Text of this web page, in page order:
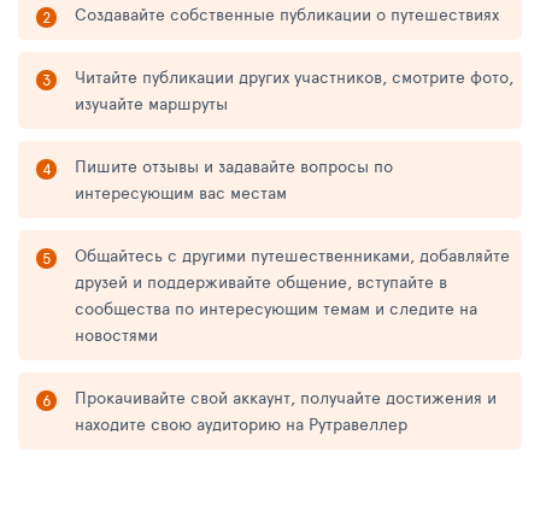
Создавайте собственные публикации о путешествиях
Читайте публикации других участников, смотрите фото,
изучайте маршруты
Пишите отзывы и задавайте вопросы по
интересующим вас местам
Общайтесь с другими путешественниками, добавляйте
друзей и поддерживайте общение, вступайте в
сообщества по интересующим темам и следите на
новостями
Прокачивайте свой аккаунт, получайте достижения и
находите свою аудиторию на Рутравеллер